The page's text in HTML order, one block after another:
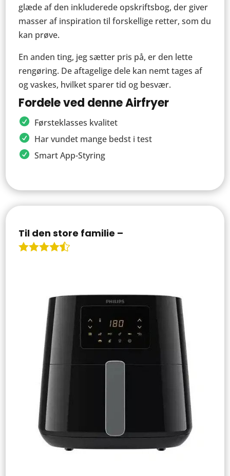
glæde af den inkluderede opskriftsbog, der giver
masser af inspiration til forskellige retter, som du
kan prøve.
En anden ting, jeg sætter pris på, er den lette
rengøring. De aftagelige dele kan nemt tages af
og vaskes, hvilket sparer tid og besvær.
Fordele ved denne Airfryer
Førsteklasses kvalitet
Har vundet mange bedst i test
Smart App-Styring
Til den store familie –
